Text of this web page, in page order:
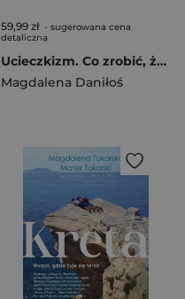
59,99 zł - sugerowana cena
detaliczna
Ucieczkizm. Co zrobić, żeby lęk nie był przeszkodą do działania
Magdalena Daniłoś